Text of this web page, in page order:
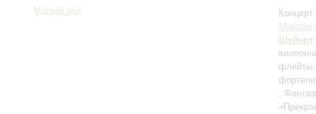
Малый зал
Максим
Шуберт
флейты
,